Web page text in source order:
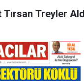
Treyler